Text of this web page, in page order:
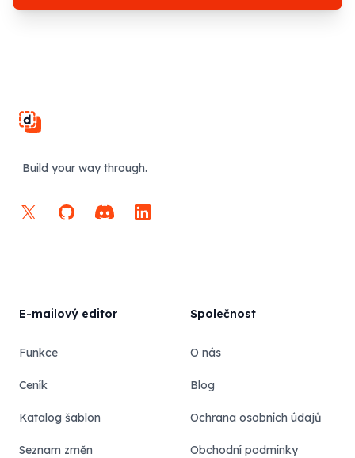
Build your way through.
X GitHubDiscordLinkedIn
E-mailový editor
Funkce
Ceník
Katalog šablon
Seznam změn
Společnost
O nás
Blog
Ochrana osobních údajů
Obchodní podmínky